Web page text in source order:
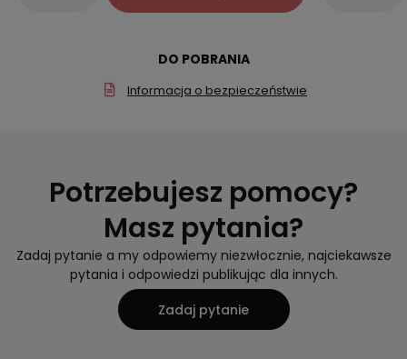
DO POBRANIA
Informacja o bezpieczeństwie
Potrzebujesz pomocy?
Masz pytania?
Zadaj pytanie a my odpowiemy niezwłocznie, najciekawsze
pytania i odpowiedzi publikując dla innych.
Zadaj pytanie